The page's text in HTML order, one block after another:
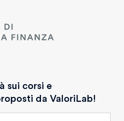
sui corsi e
da ValoriLab!